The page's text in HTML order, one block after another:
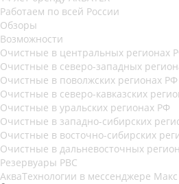
Работаем по всей России
Обзоры
Возможности
Очистные в центральных регионах
Очистные в северо-западных
Очистные в поволжских регионах РФ
Очистные в северо-кавказских
Очистные в уральских регионах РФ
Очистные в западно-сибирских
Очистные в восточно-сибирских
Очистные в дальневосточных
Резервуары РВС
АкваТехнологии в мессенджере Макс